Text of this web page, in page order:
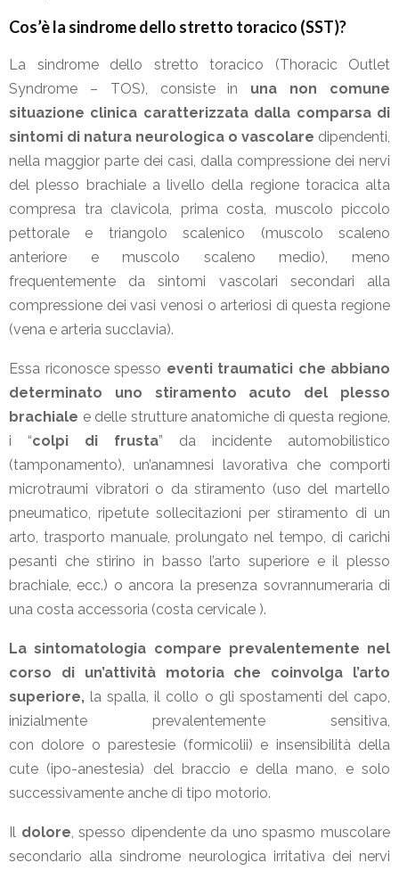
Cos’è la sindrome dello stretto toracico (SST)?
La sindrome dello stretto toracico (Thoracic Outlet
Syndrome – TOS), consiste in una non comune
situazione clinica caratterizzata dalla comparsa di
sintomi di natura neurologica o vascolare dipendenti,
nella maggior parte dei casi, dalla compressione dei nervi
del plesso brachiale a livello della regione toracica alta
compresa tra clavicola, prima costa, muscolo piccolo
pettorale e triangolo scalenico (muscolo scaleno
anteriore e muscolo scaleno medio), meno
frequentemente da sintomi vascolari secondari alla
compressione dei vasi venosi o arteriosi di questa regione
(vena e arteria succlavia).
Essa riconosce spesso eventi traumatici che abbiano
determinato uno stiramento acuto del plesso
brachiale e delle strutture anatomiche di questa regione,
i “colpi di frusta” da incidente automobilistico
(tamponamento), un’anamnesi lavorativa che comporti
microtraumi vibratori o da stiramento (uso del martello
pneumatico, ripetute sollecitazioni per stiramento di un
arto, trasporto manuale, prolungato nel tempo, di carichi
pesanti che stirino in basso l’arto superiore e il plesso
brachiale, ecc.) o ancora la presenza sovrannumeraria di
una costa accessoria (costa cervicale ).
La sintomatologia compare prevalentemente nel
corso di un’attività motoria che coinvolga l’arto
superiore, la spalla, il collo o gli spostamenti del capo,
inizialmente prevalentemente sensitiva,
con dolore o parestesie (formicolii) e insensibilità della
cute (ipo-anestesia) del braccio e della mano, e solo
successivamente anche di tipo motorio.
Il dolore, spesso dipendente da uno spasmo muscolare
secondario alla sindrome neurologica irritativa dei nervi